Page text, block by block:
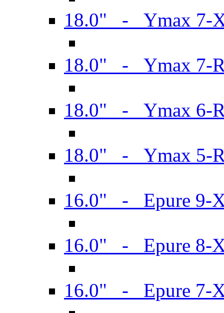
18.0" - Ymax 7-
18.0" - Ymax 7-
18.0" - Ymax 6-
18.0" - Ymax 5-
16.0" - Epure 9-
16.0" - Epure 8-
16.0" - Epure 7-